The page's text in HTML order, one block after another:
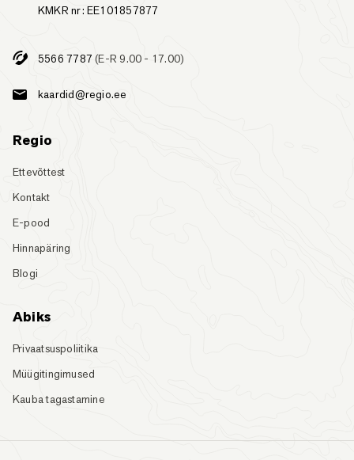
KMKR nr: EE101857877
5566 7787 (E-R 9.00 - 17.00)
kaardid@regio.ee
Regio
Ettevõttest
Kontakt
E-pood
Hinnapäring
Blogi
Abiks
Privaatsuspoliitika
Müügitingimused
Kauba tagastamine